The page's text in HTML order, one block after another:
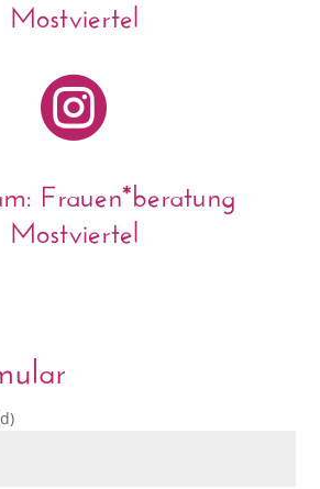
Mostviertel

Frauen*beratung
Mostviertel